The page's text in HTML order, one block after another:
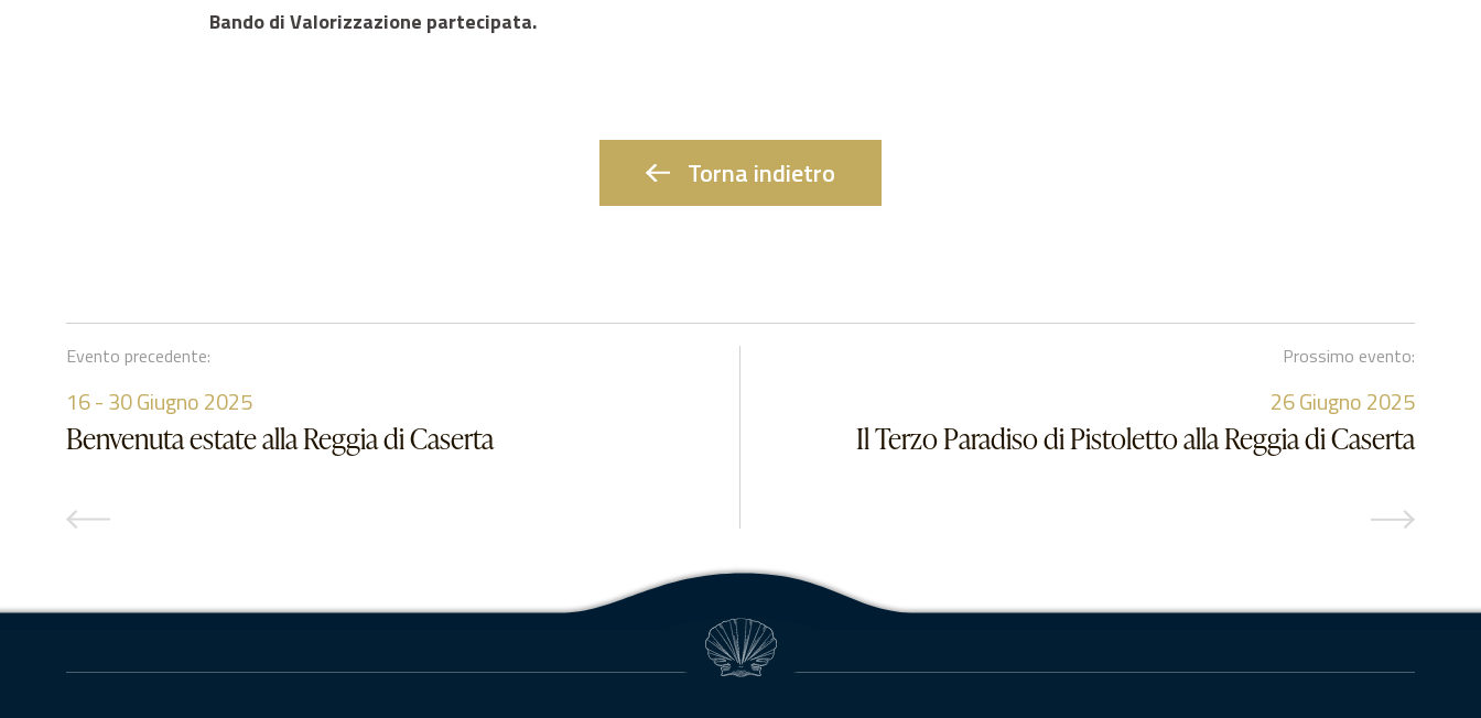
Bando di Valorizzazione partecipata.
Torna indietro
Evento precedente:
16-30Giugno 2025
Benvenuta estate alla Reggia di Caserta
Prossimo evento:
26Giugno 2025
Il Terzo Paradiso di Pistoletto alla Reggia di Caserta